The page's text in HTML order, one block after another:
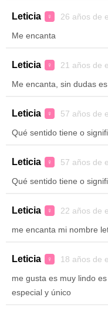
Leticia ♀ 26 años de
Me encanta
Leticia ♀ 21 años de
Me encanta, sin dudas
Leticia ♀ 57 años de
Qué sentido tiene o
Leticia ♀ 57 años de
Qué sentido tiene o
Leticia ♀ 22 años de
me encanta mi nombre
Leticia ♀ 18 años de
me gusta es muy lindo
especial y único